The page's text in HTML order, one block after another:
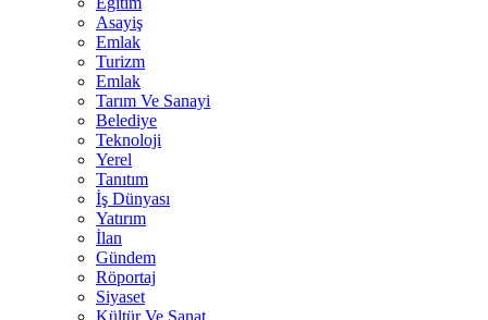
Asayiş
Emlak
Turizm
Emlak
Tarım Ve Sanayi
Belediye
Teknoloji
Yerel
Tanıtım
İş Dünyası
Yatırım
İlan
Gündem
Röportaj
Siyaset